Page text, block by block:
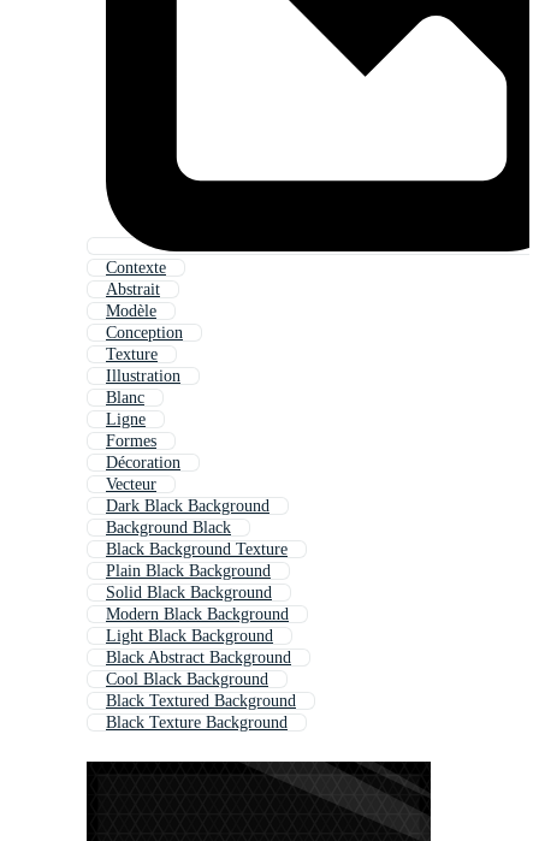
Contexte
Abstrait
Modèle
Conception
Texture
Illustration
Blanc
Ligne
Formes
Décoration
Vecteur
Dark Black Background
Background Black
Black Background Texture
Plain Black Background
Solid Black Background
Modern Black Background
Light Black Background
Black Abstract Background
Cool Black Background
Black Textured Background
Black Texture Background